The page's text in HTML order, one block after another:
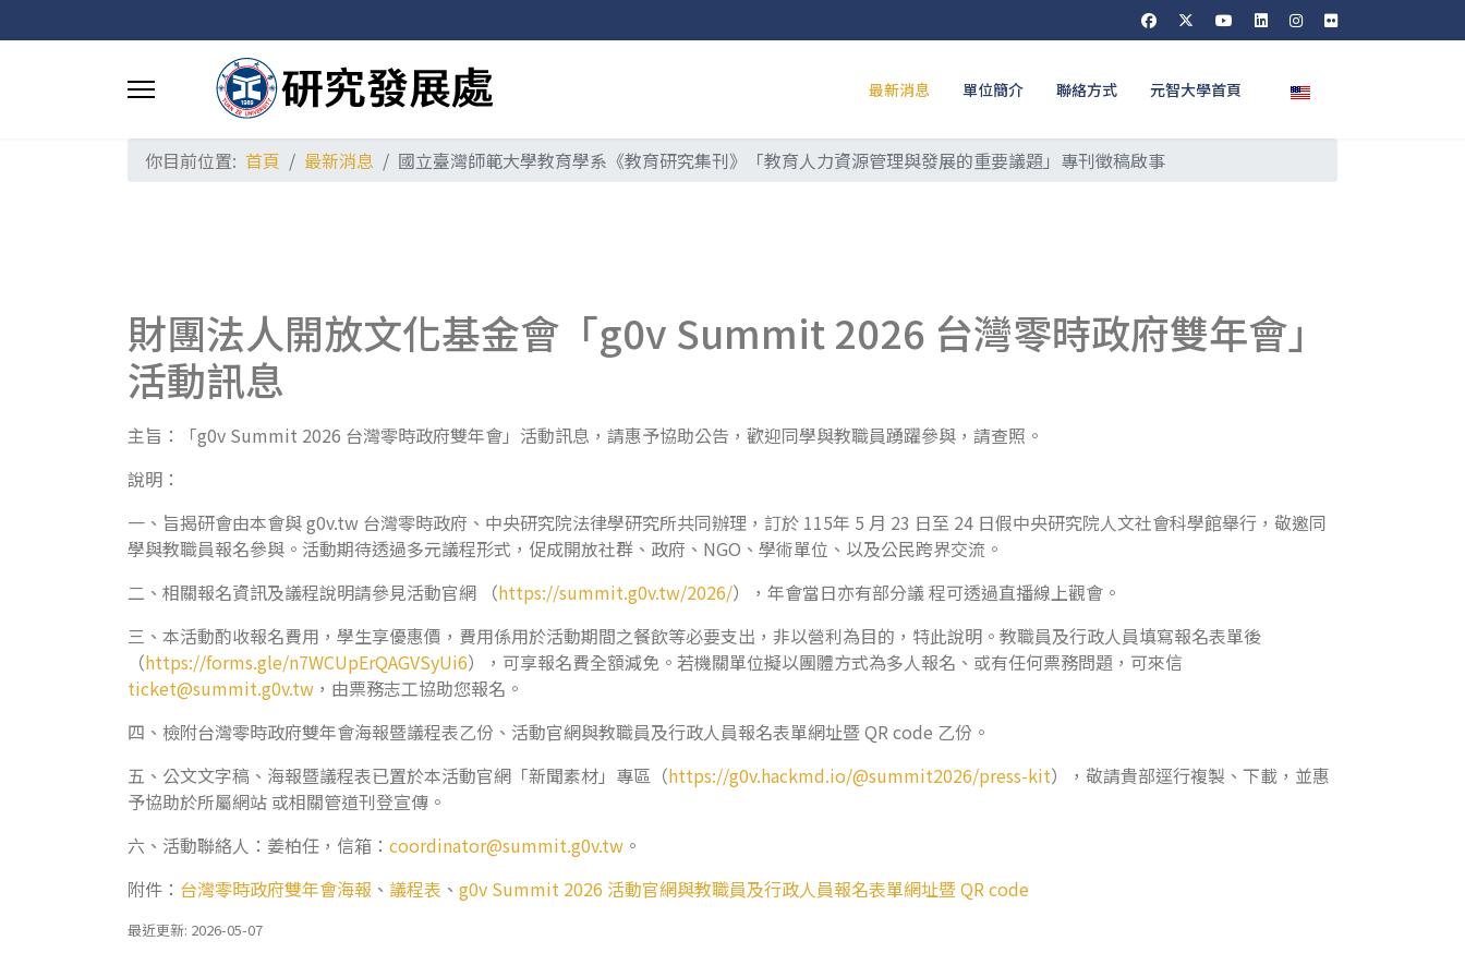
最新消息 單位簡介 聯絡方式 元智大學首頁 選擇你的語言
你目前位置: 首頁 最新消息 國立臺灣師範大學教育學系《教育研究集刊》「教育人力資源管理與發展的重要議題」專刊徵稿啟事
財團法人開放文化基金會「g0v Summit 2026 台灣零時政府雙年會」
活動訊息
主旨：「g0v Summit 2026 台灣零時政府雙年會」活動訊息，請惠予協助公告，歡迎同學與教職員踴躍參與，請查照。
說明：
一、旨揭研會由本會與 g0v.tw 台灣零時政府、中央研究院法律學研究所共同辦理，訂於 115年 5 月 23 日至 24 日假中央研究院人文社會科學館舉行，敬邀同
學與教職員報名參與。活動期待透過多元議程形式，促成開放社群、政府、NGO、學術單位、以及公民跨界交流。
二、相關報名資訊及議程說明請參見活動官網 （https://summit.g0v.tw/2026/），年會當日亦有部分議 程可透過直播線上觀會。
三、本活動酌收報名費用，學生享優惠價，費用係用於活動期間之餐飲等必要支出，非以營利為目的，特此說明。教職員及行政人員填寫報名表單後
（https://forms.gle/n7WCUpErQAGVSyUi6），可享報名費全額減免。若機關單位擬以團體方式為多人報名、或有任何票務問題，可來信
ticket@summit.g0v.tw ，由票務志工協助您報名。
四、檢附台灣零時政府雙年會海報暨議程表乙份、活動官網與教職員及行政人員報名表單網址暨 QR code 乙份。
五、公文文字稿、海報暨議程表已置於本活動官網「新聞素材」專區（https://g0v.hackmd.io/@summit2026/press-kit），敬請貴部逕行複製、下載，並惠
予協助於所屬網站 或相關管道刊登宣傳。
六、活動聯絡人：姜柏任，信箱： coordinator@summit.g0v.tw 。
附件： 台灣零時政府雙年會海報 、 議程表 、 g0v Summit 2026 活動官網與教職員及行政人員報名表單網址暨 QR code
最近更新: 2026-05-07